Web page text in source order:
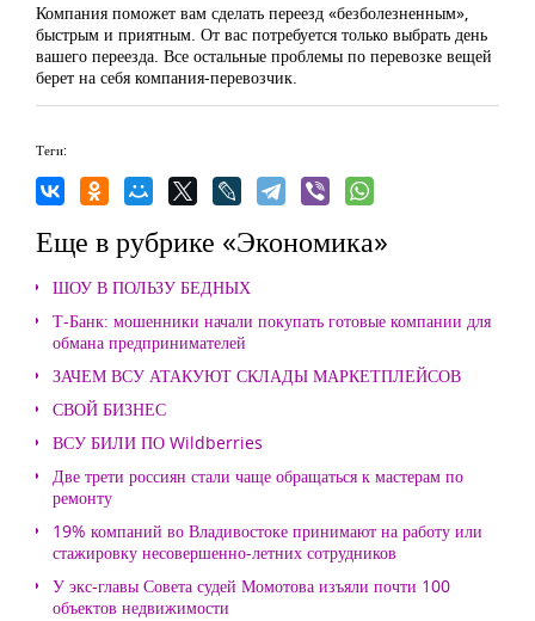
Компания поможет вам сделать переезд «безболезненным»,
быстрым и приятным. От вас потребуется только выбрать день
вашего переезда. Все остальные проблемы по перевозке вещей
берет на себя компания-перевозчик.
Теги:
Еще в рубрике «Экономика»
ШОУ В ПОЛЬЗУ БЕДНЫХ
Т-Банк: мошенники начали покупать готовые компании для
обмана предпринимателей
ЗАЧЕМ ВСУ АТАКУЮТ СКЛАДЫ МАРКЕТПЛЕЙСОВ
СВОЙ БИЗНЕС
ВСУ БИЛИ ПО Wildberries
Две трети россиян стали чаще обращаться к мастерам по
ремонту
19% компаний во Владивостоке принимают на работу или
стажировку несовершенно-летних сотрудников
У экс-главы Совета судей Момотова изъяли почти 100
объектов недвижимости